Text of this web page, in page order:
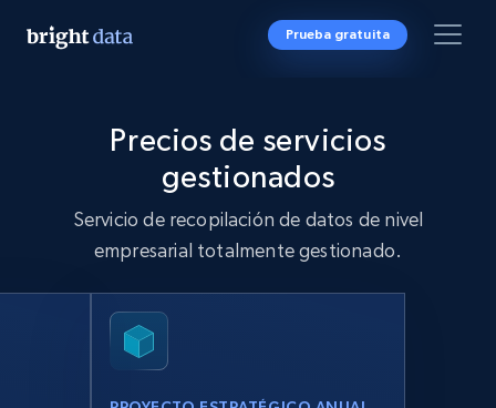
Prueba gratuita
Precios de servicios
gestionados
Servicio de recopilación de datos de nivel
empresarial totalmente gestionado.